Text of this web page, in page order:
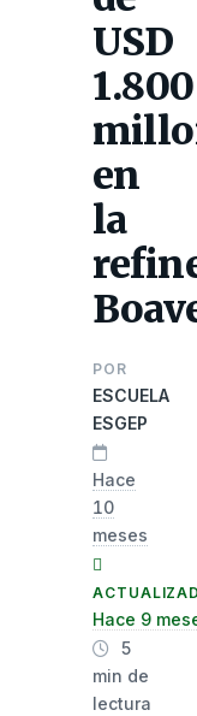
USD
1.800
en
la
POR
ESCUELA
ESGEP
Hace
10
meses
Hace 9
5
min de
lectura